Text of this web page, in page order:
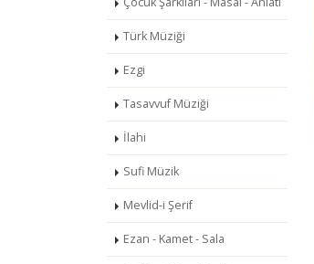
Türk Müziği
Ezgi
Tasavvuf Müziği
İlahi
Sufi Müzik
Mevlid-i Şerif
Ezan - Kamet - Sala